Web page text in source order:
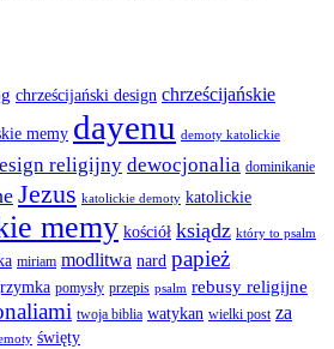
chrześcijański design chrześcijańskie
memy dayenu demoty katolickie
religijny dewocjonalia dominikanie
Jezus katolickie demoty katolickie
memy kościół ksiądz który to psalm
miriam modlitwa nard papież
pomysły przepis psalm rebusy religijne
twoja biblia watykan wielki post za
święty